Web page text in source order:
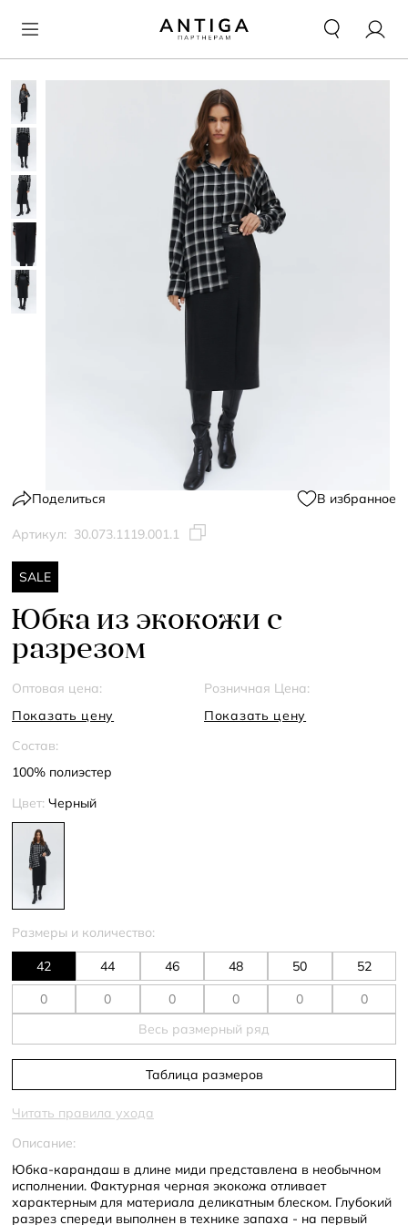
Поделиться В избранное
Артикул: 30.073.1119.001.1
SALE
Юбка из экокожи с
разрезом
Оптовая цена:
Показать цену
Розничная Цена:
Показать цену
Состав:
100% полиэстер
Цвет: Черный
Размеры и количество:
42 44 46 48 50 52
Весь размерный ряд
Таблица размеров
Читать правила ухода
Описание:
Юбка-карандаш в длине миди представлена в необычном
исполнении. Фактурная черная экокожа отливает
характерным для материала деликатным блеском. Глубокий
разрез спереди выполнен в технике запаха - на первый